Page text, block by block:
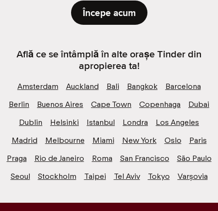
Începe acum
Află ce se întâmplă în alte orașe Tinder din
apropierea ta!
Amsterdam Auckland Bali Bangkok
Barcelona
Berlin
Buenos Aires Cape Town Copenhaga
Dubai
Dublin
Helsinki Istanbul Londra
Los Angeles
Madrid
Melbourne Miami New York Oslo
Paris
Praga
Rio de Janeiro Roma San Francisco
São Paulo
Seoul
Stockholm Taipei Tel Aviv Tokyo Varșovia